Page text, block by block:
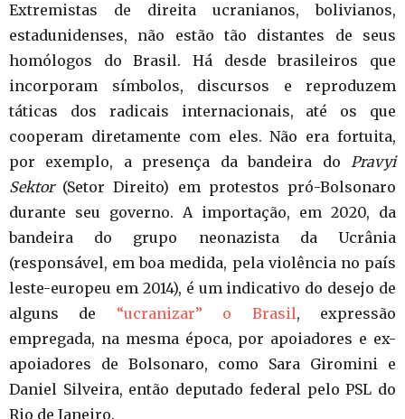
Extremistas de direita ucranianos, bolivianos,
estadunidenses, não estão tão distantes de seus
homólogos do Brasil. Há desde brasileiros que
incorporam símbolos, discursos e reproduzem
táticas dos radicais internacionais, até os que
cooperam diretamente com eles. Não era fortuita,
por exemplo, a presença da bandeira do Pravyi
Sektor(Setor Direito) em protestos pró-Bolsonaro
durante seu governo. A importação, em 2020, da
bandeira do grupo neonazista da Ucrânia
(responsável, em boa medida, pela violência no país
leste-europeu em 2014), é um indicativo do desejo de
alguns de “ucranizar” o Brasil, expressão
empregada, na mesma época, por apoiadores e ex-
apoiadores de Bolsonaro, como Sara Giromini e
Daniel Silveira, então deputado federal pelo PSL do
Rio de Janeiro.